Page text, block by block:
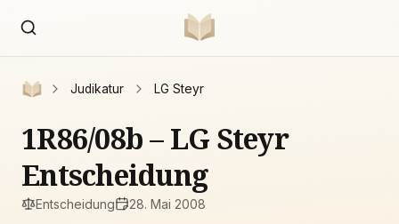
Judikatur LG Steyr
1R86/08b – LG Steyr
Entscheidung
Entscheidung 28. Mai 2008